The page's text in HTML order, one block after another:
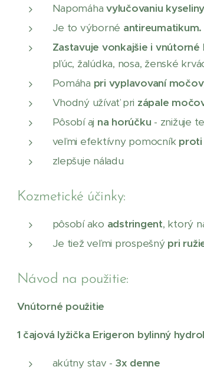
Napomáhavylučovaniu
Je to výborné antireumatikum.
Zastavuje vonkajšie i vnútorné
pľúc, žalúdka, nosa, ženské
Pomáha pri vyplavovaní
Vhodný užívať pri zápale
Pôsobí aj na horúčku - znižuje
veľmi efektívny pomocník proti
zlepšuje náladu
Kozmetické účinky:
pôsobí ako adstringent, ktorý
Je tiež veľmi prospešný pri
Návod na použitie:
Vnútorné použitie
1 čajová lyžička Erigeron bylinný
akútny stav - 3x denne